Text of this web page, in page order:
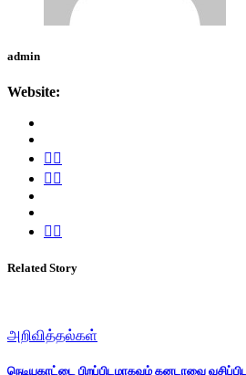
admin
Website:
Related Story
அறிவித்தல்கள்
நெடியகாட்டை பிறப்பிடமாகவும் கனடாவை